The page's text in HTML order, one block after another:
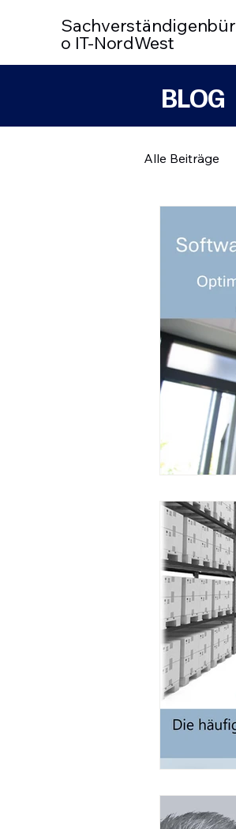
Sachverständigenbür
o IT-NordWest
BLOG
Alle Beiträge